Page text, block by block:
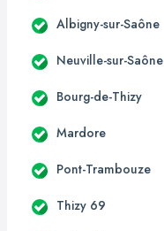
Albigny-sur-Saône
Neuville-sur-Saône
Bourg-de-Thizy
Mardore
Pont-Trambouze
Thizy 69